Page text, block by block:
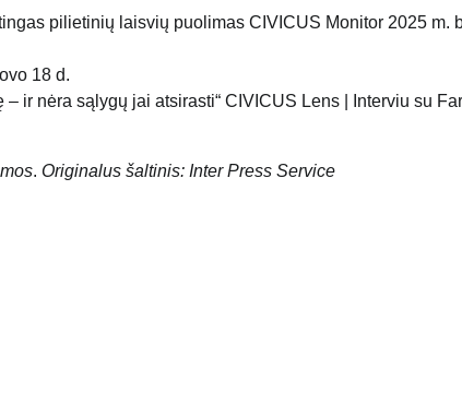
pilietinių laisvių puolimas CIVICUS Monitor 2025 m.
18 d.
ir nėra sąlygų jai atsirasti“ CIVICUS Lens | Interviu su
. Originalus šaltinis: Inter Press Service